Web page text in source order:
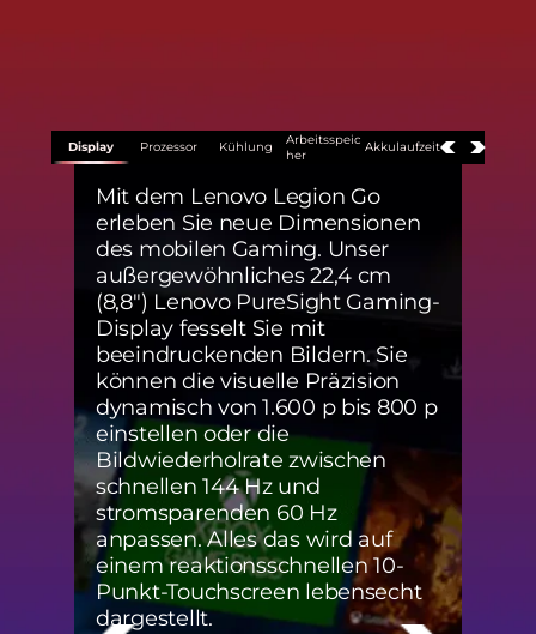
Display Prozessor Kühlung
Arbeitsspeic
her
Akkulaufzeit
Mit dem Lenovo Legion Go
erleben Sie neue Dimensionen
des mobilen Gaming. Unser
außergewöhnliches 22,4 cm
(8,8") Lenovo PureSight Gaming-
Display fesselt Sie mit
beeindruckenden Bildern. Sie
können die visuelle Präzision
dynamisch von 1.600 p bis 800 p
einstellen oder die
Bildwiederholrate zwischen
schnellen 144 Hz und
stromsparenden 60 Hz
anpassen. Alles das wird auf
einem reaktionsschnellen 10-
Punkt-Touchscreen lebensecht
dargestellt.